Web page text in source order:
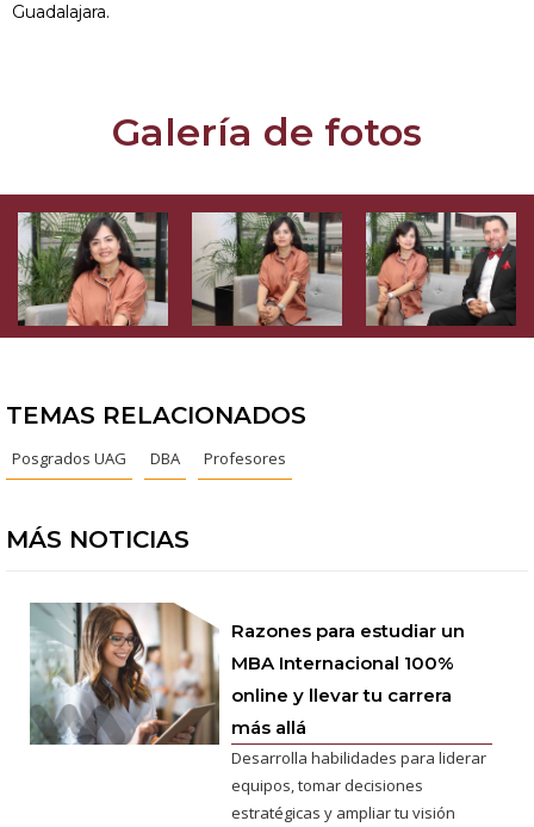
Guadalajara.
Galería de fotos
TEMAS RELACIONADOS
Posgrados UAG DBA Profesores
MÁS NOTICIAS
Razones para estudiar un
MBA Internacional 100%
online y llevar tu carrera
más allá
Desarrolla habilidades para liderar
equipos, tomar decisiones
estratégicas y ampliar tu visión